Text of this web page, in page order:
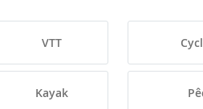
VTT
Kayak